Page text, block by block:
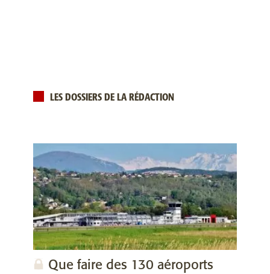
LES DOSSIERS DE LA RÉDACTION
Que faire des 130 aéroports